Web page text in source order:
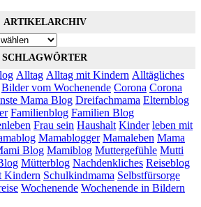
ARTIKELARCHIV
SCHLAGWÖRTER
Alltag Alltag mit Kindern Alltägliches
Bilder vom Wochenende Corona Corona
Mama Blog Dreifachmama Elternblog
Familienblog Familien Blog
Frau sein Haushalt Kinder leben mit
Mamablogger Mamaleben Mama
Blog Mamiblog Muttergefühle Mutti
Mütterblog Nachdenkliches Reiseblog
Kindern Schulkindmama Selbstfürsorge
Wochenende Wochenende in Bildern